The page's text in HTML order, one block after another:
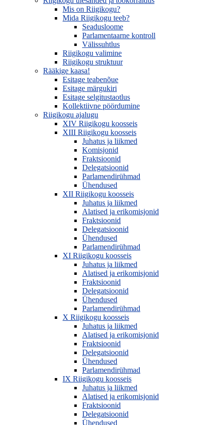
Mis on Riigikogu?
Mida Riigikogu teeb?
Seadusloome
Parlamentaarne kontroll
Välissuhtlus
Riigikogu valimine
Riigikogu struktuur
Rääkige kaasa!
Esitage teabenõue
Esitage märgukiri
Esitage selgitustaotlus
Kollektiivne pöördumine
Riigikogu ajalugu
XIV Riigikogu koosseis
XIII Riigikogu koosseis
Juhatus ja liikmed
Komisjonid
Fraktsioonid
Delegatsioonid
Parlamendirühmad
Ühendused
XII Riigikogu koosseis
Juhatus ja liikmed
Alatised ja erikomisjonid
Fraktsioonid
Delegatsioonid
Ühendused
Parlamendirühmad
XI Riigikogu koosseis
Juhatus ja liikmed
Alatised ja erikomisjonid
Fraktsioonid
Delegatsioonid
Ühendused
Parlamendirühmad
X Riigikogu koosseis
Juhatus ja liikmed
Alatised ja erikomisjonid
Fraktsioonid
Delegatsioonid
Ühendused
Parlamendirühmad
IX Riigikogu koosseis
Juhatus ja liikmed
Alatised ja erikomisjonid
Fraktsioonid
Delegatsioonid
Ühendused